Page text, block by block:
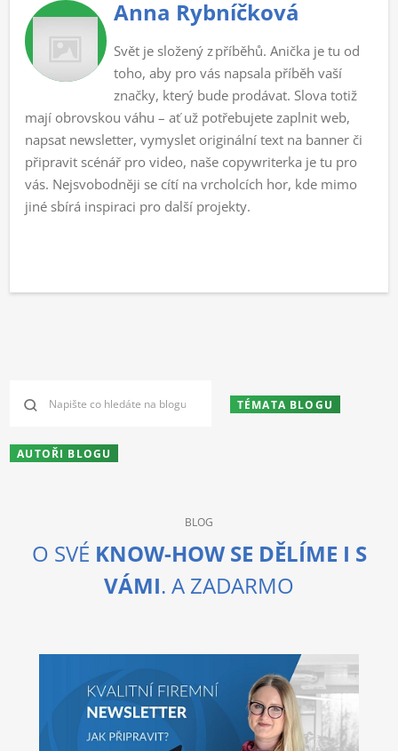
Anna Rybníčková
Svět je složený z příběhů. Anička je tu od
toho, aby pro vás napsala příběh vaší
značky, který bude prodávat. Slova totiž
mají obrovskou váhu – ať už potřebujete zaplnit web,
napsat newsletter, vymyslet originální text na banner či
připravit scénář pro video, naše copywriterka je tu pro
vás. Nejsvobodněji se cítí na vrcholcích hor, kde mimo
jiné sbírá inspiraci pro další projekty.
TÉMATA BLOGU
AUTOŘI BLOGU
BLOG
O SVÉ KNOW-HOW SE DĚLÍME I S
VÁMI. A ZADARMO